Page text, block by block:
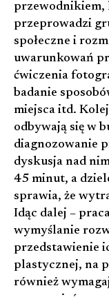
przewodnikiem,
przeprowadzi
społeczne i
uwarunkowań
ćwiczenia
badanie
miejsca itd.
odbywają się w
diagnozowanie
dyskusja nad
45 minut, a
sprawia, że
Idąc dalej –
wymyślanie
przedstawienie
plastycznej, na
również